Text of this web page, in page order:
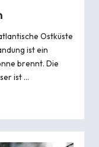
Ostküste
ist ein
brennt. Die
ist …